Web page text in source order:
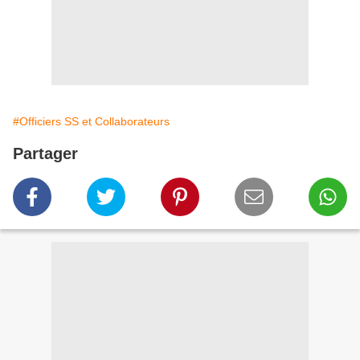
#Officiers SS et Collaborateurs
Partager